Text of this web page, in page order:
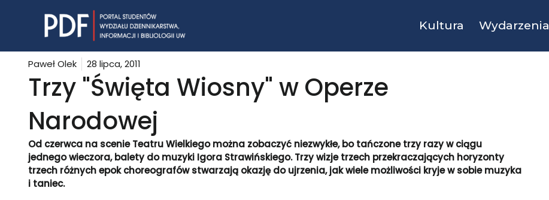
Kultura Wydarzenia
Paweł Olek 28 lipca, 2011
Trzy "Święta Wiosny" w Operze
Narodowej
Od czerwca na scenie Teatru Wielkiegomożna zobaczyć niezwykłe, bo tańczone trzy razy w ciągu
jednego wieczora, balety do muzyki Igora Strawińskiego. Trzy wizje trzech przekraczających horyzonty
trzech różnych epok choreografów stwarzają okazję do ujrzenia, jak wiele możliwości kryje w sobie muzyka
i taniec.